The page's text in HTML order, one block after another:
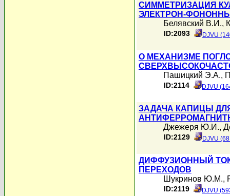
СИММЕТРИЗАЦИЯ
ЭЛЕКТРОН-
Белявский В.И.,
ID:2093 DJVU
О МЕХАНИЗМЕ
Пашицкий Э.А.,
ID:2114 DJVU
ЗАДАЧА КАПИЦЫ
Джежеря Ю.И.,
ID:2129 DJVU
ДИФФУЗИОННЫЙ
ПЕРЕХОДОВ
Шукринов Ю.М.,
ID:2119 DJVU